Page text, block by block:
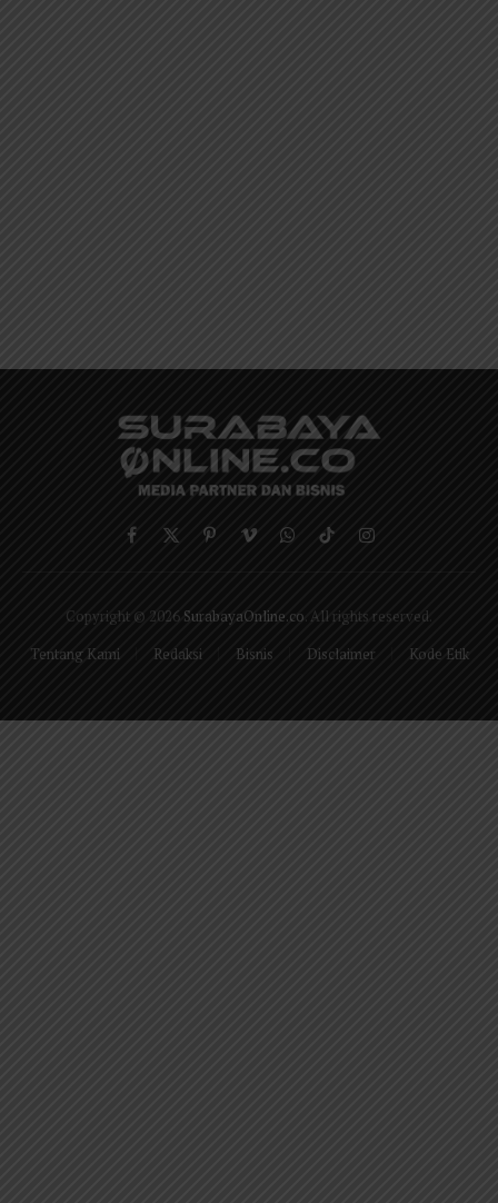
Facebook
X
PinterestVimeoWhatsApp
TikTokInstagram
Copyright © 2026 SurabayaOnline.co . All rights reserved.
Tentang Kami
Redaksi Bisnis Disclaimer Kode Etik